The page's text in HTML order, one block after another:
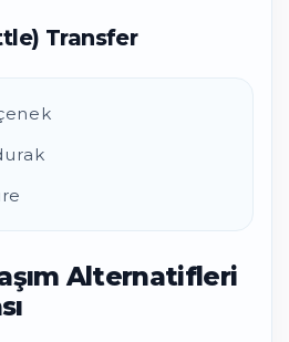
Transfer
Alternatifleri